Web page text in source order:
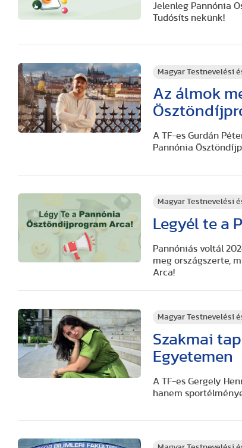
Jelenleg Pannónia
Tudósíts nekünk!
Magyar Testnevelési
Az álmok
A TF-es Gurdán
Pannónia
Magyar Testnevelési
Legyél te a
Pannóniás voltál
meg országszerte,
Arca!
Magyar Testnevelési
Szakmai
Egyetemen
A TF-es Gergely
hanem